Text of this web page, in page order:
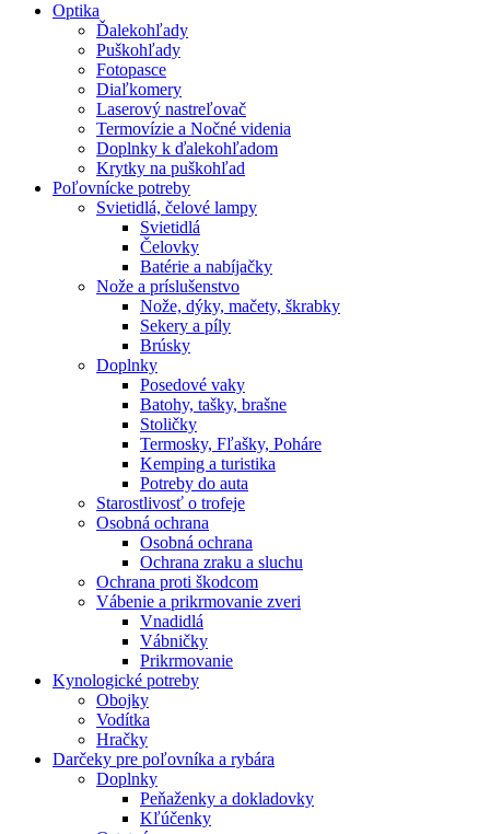
Optika
Ďalekohľady
Puškohľady
Fotopasce
Diaľkomery
Laserový nastreľovač
Termovízie a Nočné videnia
Doplnky k ďalekohľadom
Krytky na puškohľad
Poľovnícke potreby
Svietidlá, čelové lampy
Svietidlá
Čelovky
Batérie a nabíjačky
Nože a príslušenstvo
Nože, dýky, mačety, škrabky
Sekery a píly
Brúsky
Doplnky
Posedové vaky
Batohy, tašky, brašne
Stoličky
Termosky, Fľašky, Poháre
Kemping a turistika
Potreby do auta
Starostlivosť o trofeje
Osobná ochrana
Osobná ochrana
Ochrana zraku a sluchu
Ochrana proti škodcom
Vábenie a prikrmovanie zveri
Vnadidlá
Vábničky
Prikrmovanie
Kynologické potreby
Obojky
Vodítka
Hračky
Darčeky pre poľovníka a rybára
Doplnky
Peňaženky a dokladovky
Kľúčenky